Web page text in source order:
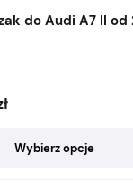
do Audi A7 II
Wybierz opcje